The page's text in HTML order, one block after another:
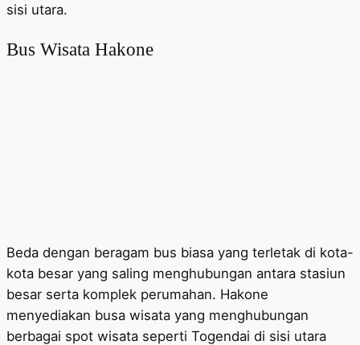
sisi utara.
Bus Wisata Hakone
Beda dengan beragam bus biasa yang terletak di kota-
kota besar yang saling menghubungan antara stasiun
besar serta komplek perumahan. Hakone
menyediakan busa wisata yang menghubungan
berbagai spot wisata seperti Togendai di sisi utara